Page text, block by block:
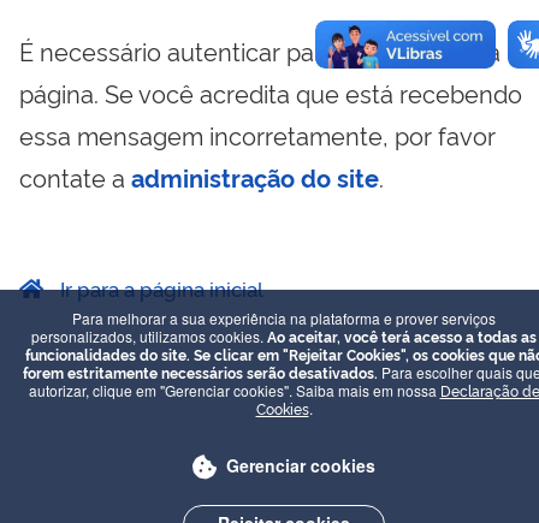
É necessário autenticar para visualizar essa
página. Se você acredita que está recebendo
essa mensagem incorretamente, por favor
contate a administração do site.
Ir para a página inicial
Para melhorar a sua experiência na plataforma e prover serviços
personalizados, utilizamos cookies. Ao aceitar, você terá acesso a todas as
funcionalidades do site. Se clicar em "Rejeitar Cookies", os cookies que
forem estritamente necessários serão desativados. Para escolher quais
autorizar, clique em "Gerenciar cookies". Saiba mais em nossa Declaração de
Cookies.
Gerenciar cookies